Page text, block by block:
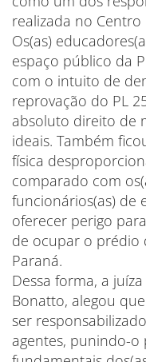
realizada no Centro
Os(as)
espaço público da
com o intuito de
reprovação do PL
absoluto direito de
ideais. Também
física
comparado com
funcionários(as) de
oferecer perigo
de ocupar o prédio
Paraná.
Dessa forma, a
Bonatto, alegou
ser
agentes, punindo-o